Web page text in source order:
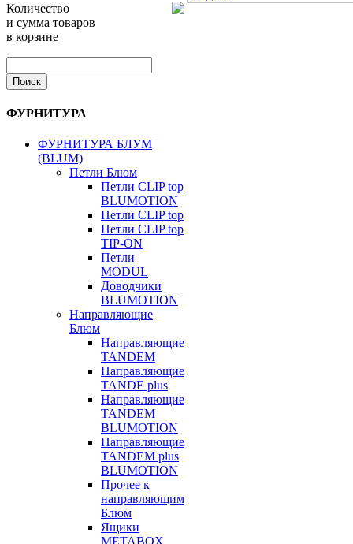
Количество
и сумма товаров
в корзине
ФУРНИТУРА
ФУРНИТУРА БЛУМ
(BLUM)
Петли Блюм
Петли CLIP top
BLUMOTION
Петли CLIP top
Петли CLIP top
TIP-ON
Петли
MODUL
Доводчики
BLUMOTION
Направляющие
Блюм
Направляющие
TANDEM
Направляющие
TANDE plus
Направляющие
TANDEM
BLUMOTION
Направляющие
TANDEM plus
BLUMOTION
Прочее к
направляющим
Блюм
Ящики
METABOX